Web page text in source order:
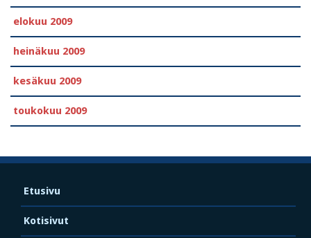
elokuu 2009
heinäkuu 2009
kesäkuu 2009
toukokuu 2009
Etusivu
Kotisivut